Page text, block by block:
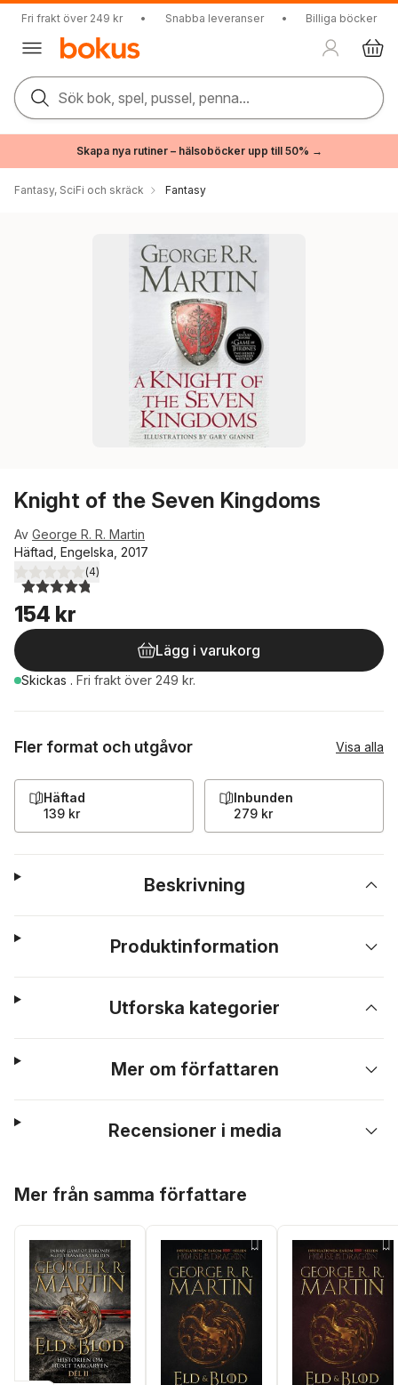
Fri frakt över 249 kr • Snabba leveranser • Billiga böcker
Sök bok, spel, pussel, penna...
Skapa nya rutiner – hälsoböcker upp till 50% →
Fantasy, SciFi och skräck Fantasy
Knight of the Seven Kingdoms
Av George R. R. Martin
Häftad, Engelska, 2017
4,8utav 5 stjärnor. Totalt antal röster:
(4)
154 kr
Lägg i varukorg
Skickas . Fri frakt över 249 kr.
Fler format och utgåvor Visa alla
Häftad
139 kr
Inbunden
279 kr
Beskrivning
Produktinformation
Utforska kategorier
Mer om författaren
Recensioner i media
Mer från samma författare